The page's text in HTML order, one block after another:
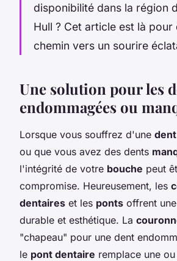
disponibilité dans la région
Hull ? Cet article est là
chemin vers un sourire
Une solution pour les
endommagées ou
Lorsque vous souffrez d'une
ou que vous avez des dents
l'intégrité de votre bouche peut
compromise. Heureusement, les
dentaires et les ponts offrent
durable et esthétique. La
"chapeau" pour une dent
le pont dentaire remplace une